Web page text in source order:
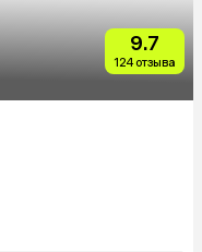
9.7
124 отзыва